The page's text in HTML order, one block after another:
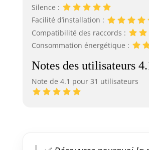
Silence :
Facilité d’installation :
Compatibilité des raccords :
Consommation énergétique :
Notes des utilisateurs
Note de 4.1 pour 31 utilisateurs